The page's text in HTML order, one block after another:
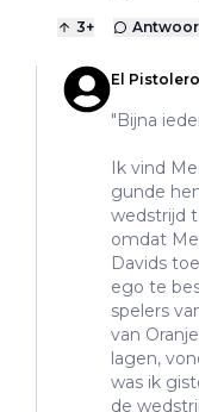
3+
El Pistolero
"Bijna
Ik vind
gunde
wedstrijd
omdat
Davids
ego te
spelers
van
lagen,
was ik
de